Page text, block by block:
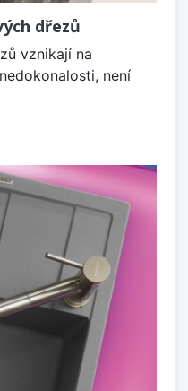
dřezů
vznikají na
není